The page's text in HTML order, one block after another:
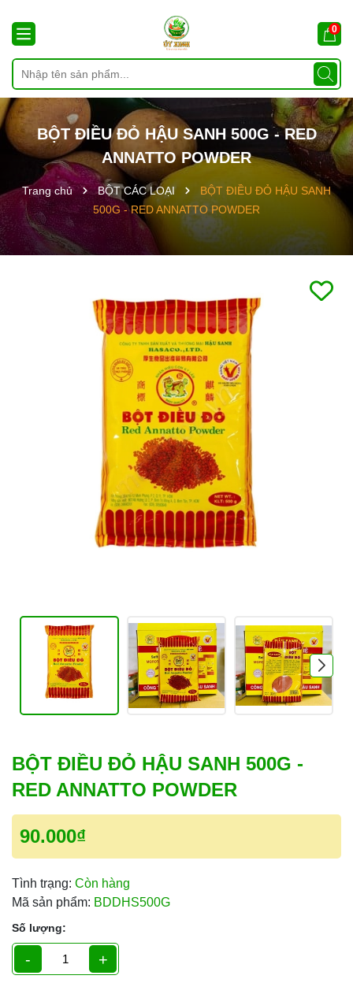
0
BỘT ĐIỀU ĐỎ HẬU SANH 500G - RED
ANNATTO POWDER
Trang chủ BỘT CÁC LOẠI
BỘT ĐIỀU ĐỎ HẬU SANH
500G - RED ANNATTO POWDER
BỘT ĐIỀU ĐỎ HẬU SANH 500G -
RED ANNATTO POWDER
90.000₫
Tình trạng: Còn hàng
Mã sản phẩm: BDDHS500G
Số lượng:
- +